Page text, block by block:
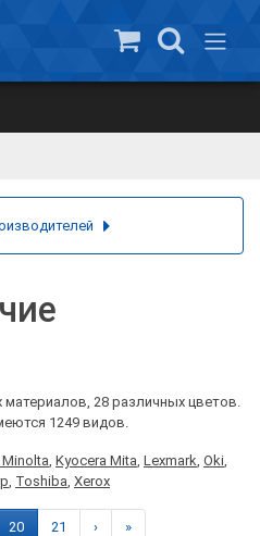
28 различных цветов.
1249 видов.
, Kyocera Mita, Lexmark, Oki,
, Toshiba, Xerox
20 21 › »